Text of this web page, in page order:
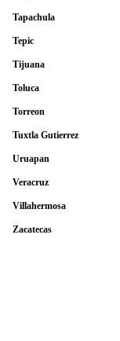
Tapachula
Tepic
Tijuana
Toluca
Torreon
Tuxtla Gutierrez
Uruapan
Veracruz
Villahermosa
Zacatecas